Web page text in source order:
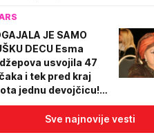
JE SAMO
DECU Esma
usvojila 47
i tek pred kraj
jednu devojčicu!
je jasno i zbog čega
Sve najnovije vesti